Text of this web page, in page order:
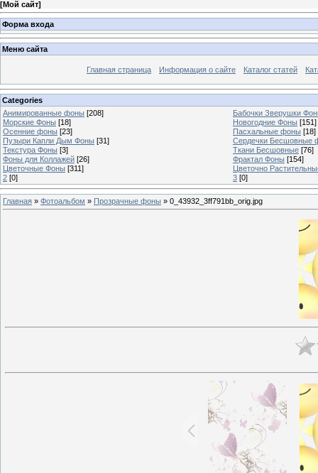
[Мой сайт]
Форма входа
Меню сайта
Главная страница Информация о сайте Каталог статей
Categories
Анимированные фоны [208]
Бабочки Зверушки
Морские Фоны [18] Новогодние Фоны [151]
Осенние фоны [23] Пасхальные фоны [18]
Пузыри Капли Дым Фоны [31]
Сердечки Бесшовные
Текстура Фоны [3] Ткани Бесшовные [76]
Фоны для Коллажей [26] Фрактал Фоны [154]
Цветочные Фоны [311]
Цветочно
2 [0] 3 [0]
Главная » Фотоальбом » Прозрачные фоны » 0_43932_3ff791bb_orig.jpg